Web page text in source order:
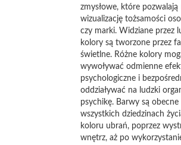
zmysłowe, które pozwalają
wizualizację tożsamości
czy marki. Widziane przez
kolory są tworzone przez
świetlne. Różne kolory
wywoływać odmienne
psychologiczne i
oddziaływać na ludzki
psychikę. Barwy są obecne
wszystkich dziedzinach
koloru ubrań, poprzez
wnętrz, aż po